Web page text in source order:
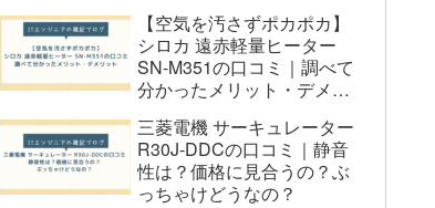
Q3. 赤ちゃんのいる家庭でも使え
る？
Q4. 省エネ性能はどうですか？
と評判
【空気を汚さずポカポカ】
シロカ 遠赤軽量ヒーター
SN-M351の口コミ｜調べて
分かったメリット・デメリ
三菱電機 サーキュレーター
R30J-DDCの口コミ｜静音
性は？価格に見合うの？ぶ
っちゃけどうなの？